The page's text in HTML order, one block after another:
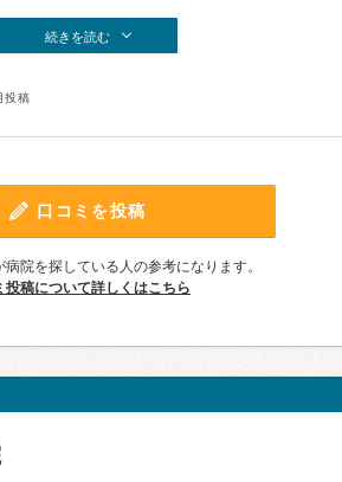
続きを読む
投稿
口コミを投稿
院を探している人の参考になります。
投稿について詳しくはこちら